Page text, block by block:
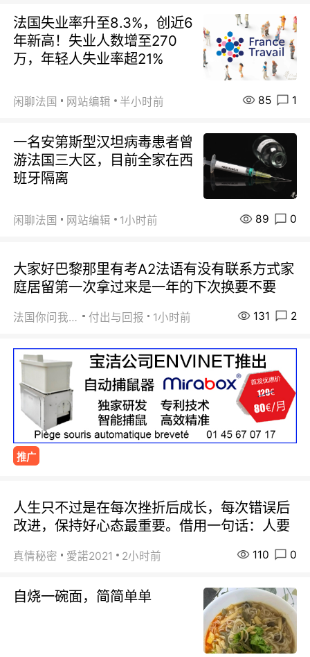
法国失业率升至8.3%，创近6
年新高！失业人数增至270
万，年轻人失业率超21%
闲聊法国 网站编辑 半小时前 85 1
一名安第斯型汉坦病毒患者曾
游法国三大区，目前全家在西
班牙隔离
闲聊法国 网站编辑 1小时前 89 0
大家好巴黎那里有考A2法语有没有联系方式家
庭居留第一次拿过来是一年的下次换要不要
法国你问我答 付出与回报 1小时前 131 2
推广
人生只不过是在每次挫折后成长，每次错误后
改进，保持好心态最重要。借用一句话：人要
真情秘密 愛諾2021 2小时前 110 0
自烧一碗面，简简单单